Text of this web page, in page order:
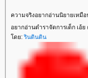
ความจริงอยากอ่านนิยายเหมือ
อยากอ่านตำราจัดการเด็ก เ
ดย:รินตินติน